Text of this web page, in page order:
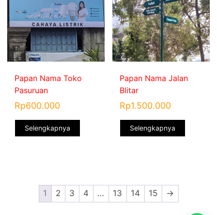
Papan Nama Toko
Pasuruan
Rp600.000
Selengkapnya
Papan Nama Jalan
Blitar
Rp1.500.000
Selengkapnya
1 2 3 4 … 13 14 15 →